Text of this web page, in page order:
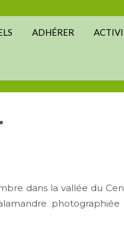
ADHÉRER
dans la vallée du
photographiée